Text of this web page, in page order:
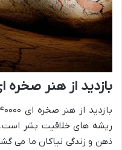
بازدید از هنر صخره ای ۴۰۰۰۰
ریشه های خلاقیت بشر است.
ذهن و زندگی نیاکان ما می